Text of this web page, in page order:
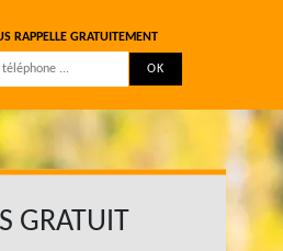
RAPPELLE GRATUITEMENT
GRATUIT